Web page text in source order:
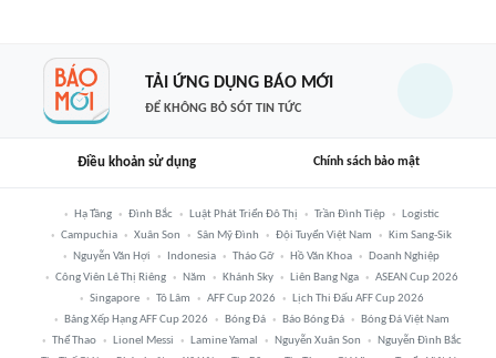
TẢI ỨNG DỤNG BÁO MỚI
ĐỂ KHÔNG BỎ SÓT TIN TỨC
Điều khoản sử dụng Chính sách bảo mật
Hạ Tầng Đình Bắc Luật Phát Triển Đô Thị Trần Đình Tiệp
Logistic
Campuchia
Xuân Son Sân Mỹ Đình Đội Tuyển Việt Nam
Kim Sang-Sik
Nguyễn Văn Hợi
Indonesia Tháo Gỡ Hồ Văn Khoa
Doanh Nghiệp
Công Viên Lê Thị Riêng
Năm Khánh Sky Liên Bang Nga
ASEAN Cup 2026
Singapore
Tô Lâm AFF Cup 2026
Lịch Thi Đấu AFF Cup 2026
Bảng Xếp Hạng AFF Cup 2026
Bóng Đá Báo Bóng Đá
Bóng Đá Việt Nam
Thể Thao
Lionel Messi Lamine Yamal Nguyễn Xuân Son
Nguyễn Đình Bắc